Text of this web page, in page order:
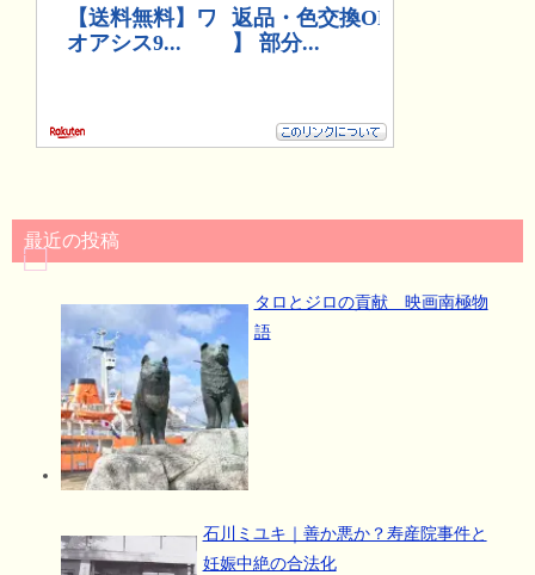
最近の投稿
タロとジロの貢献 映画南極物
語
石川ミユキ｜善か悪か？寿産院事件と
妊娠中絶の合法化